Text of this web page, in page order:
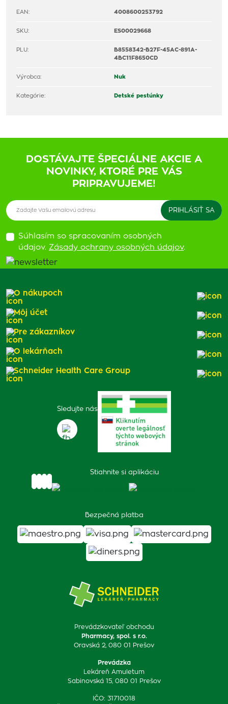
EAN: 4008600253792
SKU: ES00029668
PLU:
B8558342-B27F-45AC-891A-
4BC11F8650CD
Výrobca: Nuk
Kategórie: Detské pestúnky
DOSTÁVAJTE ŠPECIÁLNE AKCIE A
NOVINKY, KTORÉ PRE VÁS
PRIPRAVUJEME!
Súhlasím so spracovaním osobných
údajov. Zásady ochrany osobných údajov.
Prevádzkovateľ obchodu
Pharmacy, spol. s r.o.
Oravská 2, 080 01 Prešov
Prevádzka
Lekáreň Amuletum
Sabinovská 15, 080 01 Prešov
IČO: 31710018
Sledujte nás
Stiahnite si aplikáciu
Bezpečná platba
O nákupoch
Môj účet
Pre zákazníkov
O lekárňach
Schneider Health Care Group